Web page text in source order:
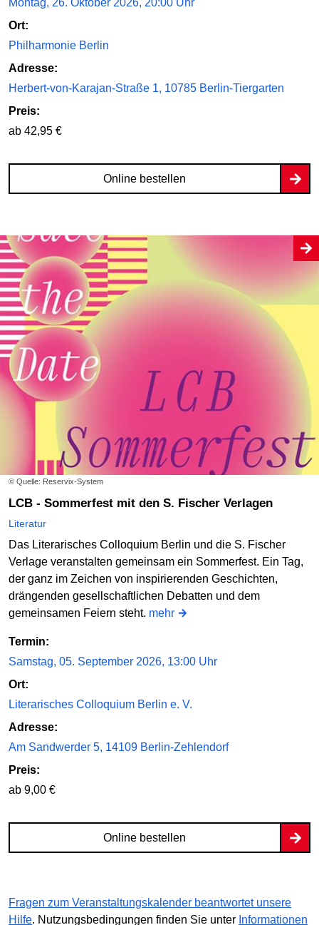
Montag, 26. Oktober 2026, 20:00 Uhr
Ort:
Philharmonie Berlin
Adresse:
Herbert-von-Karajan-Straße 1, 10785 Berlin-Tiergarten
Preis:
ab 42,95 €
Online bestellen
© Quelle: Reservix-System
LCB - Sommerfest mit den S. Fischer Verlagen
Literatur
Das Literarisches Colloquium Berlin und die S. Fischer
Verlage veranstalten gemeinsam ein Sommerfest. Ein Tag,
der ganz im Zeichen von inspirierenden Geschichten,
drängenden gesellschaftlichen Debatten und dem
gemeinsamen Feiern steht. mehr
Termin:
Samstag, 05. September 2026, 13:00 Uhr
Ort:
Literarisches Colloquium Berlin e. V.
Adresse:
Am Sandwerder 5, 14109 Berlin-Zehlendorf
Preis:
ab 9,00 €
Online bestellen
Fragen zum Veranstaltungskalender beantwortet unsere
Hilfe. Nutzungsbedingungen finden Sie unter Informationen